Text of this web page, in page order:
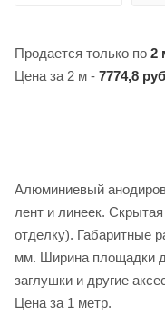
Продается только по 2
Цена за 2 м - 7774,8
Алюминиевый
лент и линеек.
отделку). Габаритные
мм. Ширина площадки
заглушки и другие
Цена за 1 метр.